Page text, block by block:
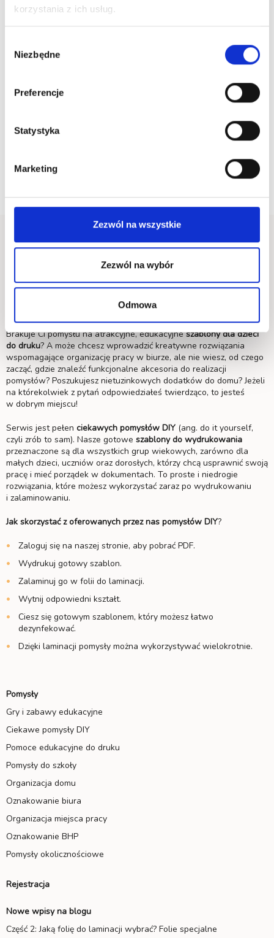
korzystania z ich usług.
zgody
Niezbędne
Preferencje
Statystyka
Marketing
Zezwól na wszystkie
Zezwól na wybór
Odmowa
Zaloguj się,
Ciekawe szablony kreatywnych pomysłów
Brakuje Ci pomysłu na atrakcyjne, edukacyjneszablony dla dzieci
do druku? A może chcesz wprowadzić kreatywne rozwiązania
wspomagające organizację pracy w biurze, ale nie wiesz, od czego
zacząć, gdzie znaleźć funkcjonalne akcesoria do realizacji
pomysłów? Poszukujesz nietuzinkowych dodatków do domu? Jeżeli
na którekolwiek z pytań odpowiedziałeś twierdząco, to jesteś
w dobrym miejscu!
Serwis jest pełen ciekawych pomysłów DIY (ang. do it yourself,
czyli zrób to sam). Nasze gotowe szablony do wydrukowania
przeznaczone są dla wszystkich grup wiekowych, zarówno dla
małych dzieci, uczniów oraz dorosłych, którzy chcą usprawnić swoją
pracę i mieć porządek w dokumentach. To proste i niedrogie
rozwiązania, które możesz wykorzystać zaraz po wydrukowaniu
i zalaminowaniu.
Jak skorzystać z oferowanych przez nas pomysłów DIY?
Zaloguj się na naszej stronie, aby pobrać PDF.
Wydrukuj gotowy szablon.
Zalaminuj go w folii do laminacji.
Wytnij odpowiedni kształt.
Ciesz się gotowym szablonem, który możesz łatwo
dezynfekować.
Dzięki laminacji pomysły można wykorzystywać wielokrotnie.
Pomysły
Gry i zabawy edukacyjne
Ciekawe pomysły DIY
Pomoce edukacyjne do druku
Pomysły do szkoły
Organizacja domu
Oznakowanie biura
Organizacja miejsca pracy
Oznakowanie BHP
Pomysły okolicznościowe
Rejestracja
Nowe wpisy na blogu
Część 2: Jaką folię do laminacji wybrać? Folie specjalne